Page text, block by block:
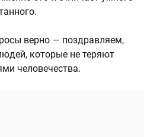
верно — поздравляем,
которые не теряют
человечества.